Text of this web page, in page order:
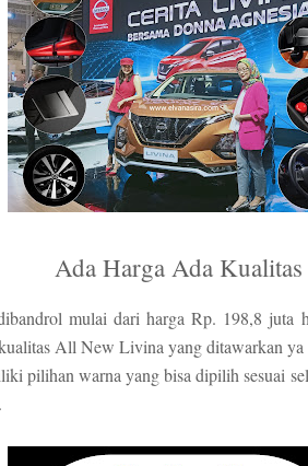
Ada Harga Ada Kualitas
mulai dari harga Rp. 198,8 juta
All New Livina yang ditawarkan
pilihan warna yang bisa dipilih sesuai
.